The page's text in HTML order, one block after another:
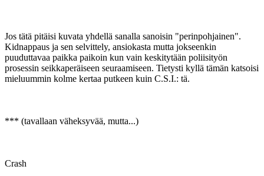
Jos tätä pitäisi kuvata yhdellä sanalla sanoisin "perinpohjainen".
Kidnappaus ja sen selvittely, ansiokasta mutta jokseenkin
puuduttavaa paikka paikoin kun vain keskitytään poliisityön
prosessin seikkaperäiseen seuraamiseen. Tietysti kyllä tämän katsoisi
mieluummin kolme kertaa putkeen kuin C.S.I.: tä.
*** (tavallaan väheksyvää, mutta...)
Crash